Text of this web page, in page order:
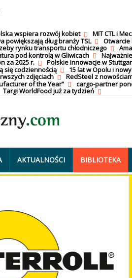
wspiera rozwój kobiet MIT CTL i
powiększają dług branży TSL
Otwarcie
rynku transportu chłodniczego
pod kontrolą w Gliwicach
za 2025 r.
Polskie innowacje w
się codziennością
15 lat w Opolu i
zdjęciach
RedSteel z
of the Year”
cargo-partner
Targi WorldFood już za tydzień
AKTUALNOŚCI BIBLIOTEKA